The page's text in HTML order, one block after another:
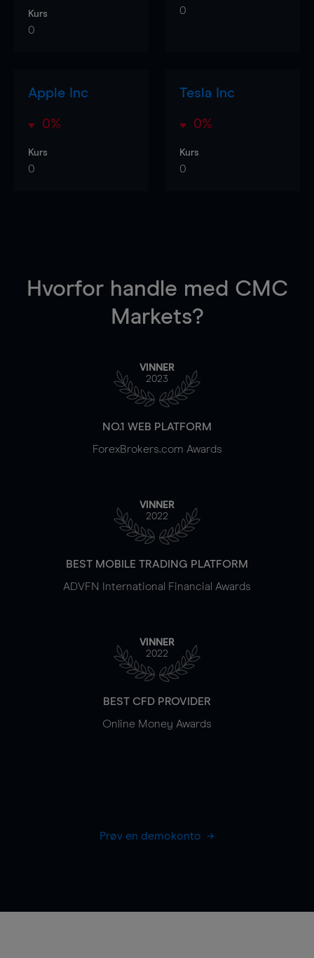
Kurs
0
0
Apple Inc
0%
Kurs
0
Tesla Inc
0%
Kurs
0
Hvorfor handle med CMC
Markets?
VINNER
2023
NO.1 WEB PLATFORM
ForexBrokers.com Awards
VINNER
2022
BEST MOBILE TRADING PLATFORM
ADVFN International Financial Awards
VINNER
2022
BEST CFD PROVIDER
Online Money Awards
Prøv en demokonto